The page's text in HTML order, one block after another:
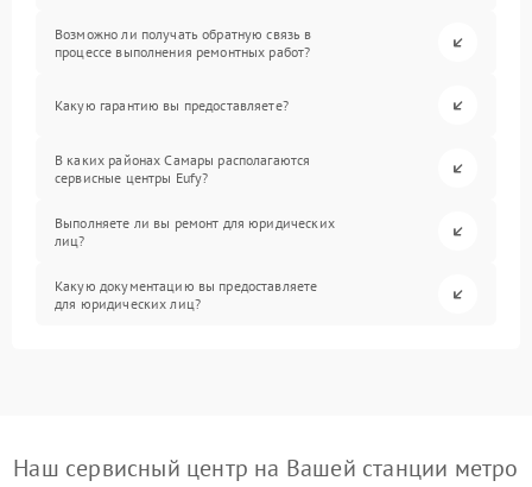
Возможно ли получать обратную связь в
процессе выполнения ремонтных работ?
Какую гарантию вы предоставляете?
В каких районах Самары располагаются
сервисные центры Eufy?
Выполняете ли вы ремонт для юридических
лиц?
Какую документацию вы предоставляете
для юридических лиц?
Наш сервисный центр на Вашей станции метро